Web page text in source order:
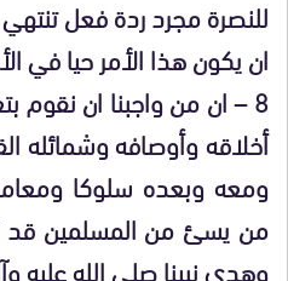
للنصرة مجرد ردة فعل
ان يكون هذا الأمر حيا في
8 – ان من واجبنا ان نقوم
أخلاقه وأوصافه وشمائله
ومعه وبعده سلوكا
من يسئ من المسلمين قد
وهدي نبينا صلى الله عليه